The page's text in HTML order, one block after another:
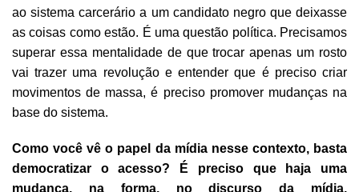
ao sistema carcerário a um candidato negro que deixasse
as coisas como estão. É uma questão política. Precisamos
superar essa mentalidade de que trocar apenas um rosto
vai trazer uma revolução e entender que é preciso criar
movimentos de massa, é preciso promover mudanças na
base do sistema.
Como você vê o papel da mídia nesse contexto, basta
democratizar o acesso? É preciso que haja uma
mudança, na forma, no discurso da mídia,